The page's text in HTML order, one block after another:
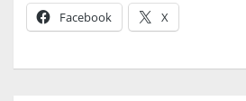
Facebook X